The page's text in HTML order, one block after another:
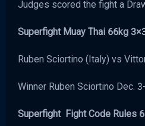
Judges scored the fight a
Superfight Muay Thai 66kg
Ruben Sciortino (Italy) vs
Winner Ruben Sciortino Dec.
Superfight Fight Code Rules